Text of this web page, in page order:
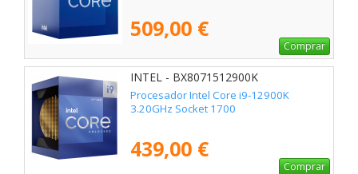
509,00 €
Comprar
INTEL - BX8071512900K
Procesador Intel Core i9-12900K
3.20GHz Socket 1700
439,00 €
Comprar